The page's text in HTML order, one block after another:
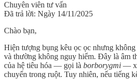
Chuyên viên tư vấn
Đã trả lời: Ngày 14/11/2025
Chào bạn,
Hiện tượng bụng kêu ọc ọc nhưng không
và thường không nguy hiểm. Đây là âm
của hệ tiêu hóa — gọi là borborygmi —
chuyển trong ruột. Tuy nhiên, nếu tiếng